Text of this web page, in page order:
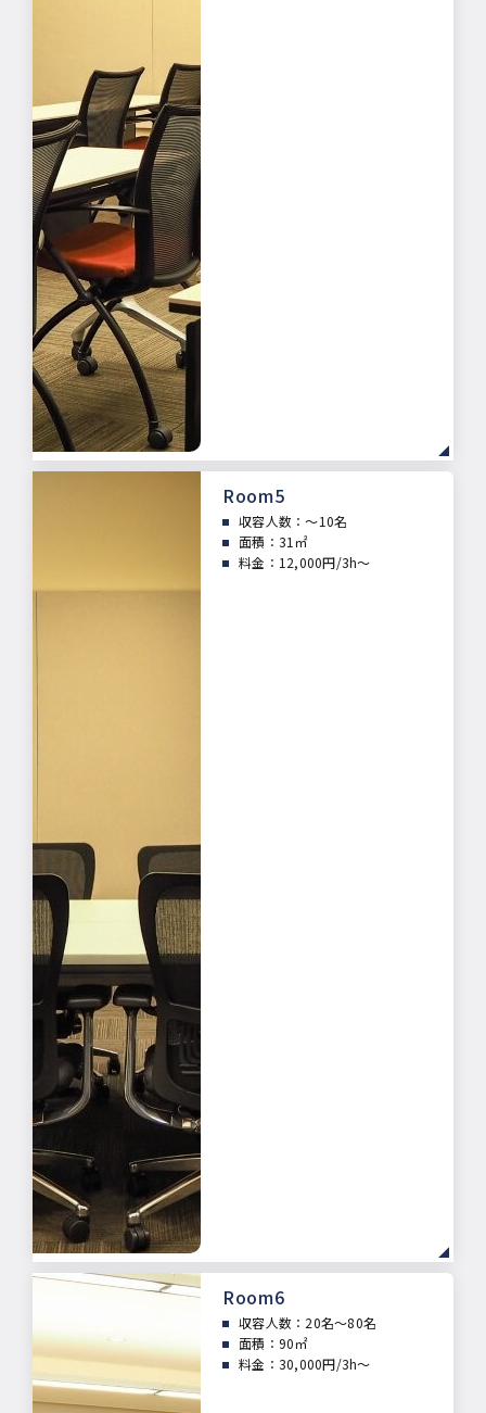
Room5
収容人数：～10名
面積： 31㎡
料金：12,000円/3h～
Room6
収容人数：20名～80名
面積： 90㎡
料金：30,000円/3h～